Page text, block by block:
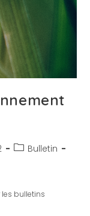
Bulletin
les bulletins